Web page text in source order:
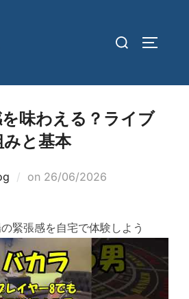
Search
味わえる？ライブ
と基本
on Posted
26/06/2026
緊張感を自宅で体験しよう